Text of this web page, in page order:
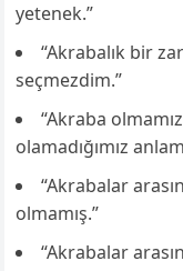
yetenek.”
“Akrabalık bir
seçmezdim.”
“Akraba
olamadığımız
“Akrabalar
olmamış.”
“Akrabalar